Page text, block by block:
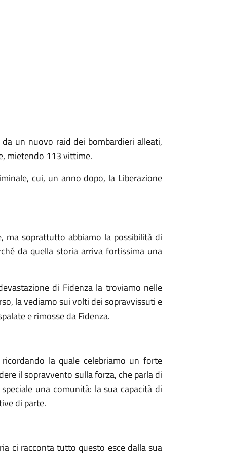
un nuovo raid dei bombardieri alleati,
mietendo 113 vittime.
cui, un anno dopo, la Liberazione
soprattutto abbiamo la possibilità di
da quella storia arriva fortissima una
di Fidenza la troviamo nelle
la vediamo sui volti dei sopravvissuti e
e rimosse da Fidenza.
la quale celebriamo un forte
il sopravvento sulla forza, che parla di
una comunità: la sua capacità di
di parte.
ci racconta tutto questo esce dalla sua